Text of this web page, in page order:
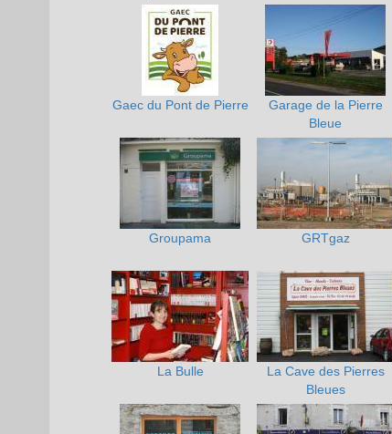
Gaec du Pont de Pierre
Garage de la Pierre
Bleue
Groupama GRTgaz
La Bulle
La Cave des Pierres
Bleues